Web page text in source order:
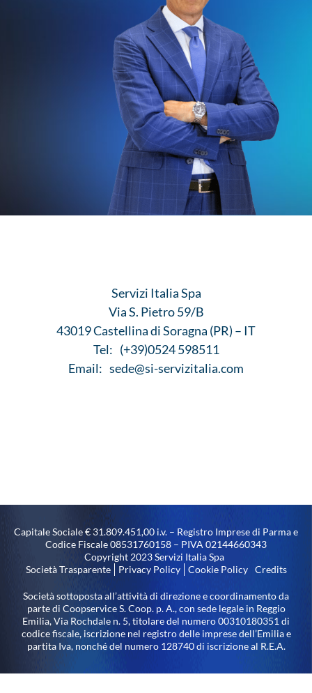
Servizi Italia Spa
Via S. Pietro 59/B
43019 Castellina di Soragna (PR) – IT
Tel: (+39)0524 598511
Email: sede@si-servizitalia.com
Capitale Sociale € 31.809.451,00 i.v. – Registro Imprese di Parma e
Codice Fiscale 08531760158 – PIVA 02144660343
Copyright 2023 Servizi Italia Spa
Società Trasparente
Privacy Policy Cookie Policy Credits
Società sottoposta all’attività di direzione e coordinamento da
parte di Coopservice S. Coop. p. A., con sede legale in Reggio
Emilia, Via Rochdale n. 5, titolare del numero 00310180351 di
codice fiscale, iscrizione nel registro delle imprese dell’Emilia e
partita Iva, nonché del numero 128740 di iscrizione al R.E.A.